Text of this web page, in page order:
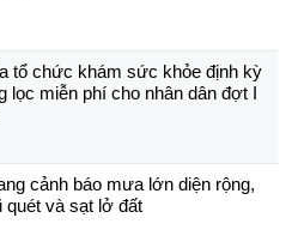
tổ chức khám sức khỏe định kỳ
lọc miễn phí cho nhân dân đợt I
cảnh báo mưa lớn diện rộng,
quét và sạt lở đất